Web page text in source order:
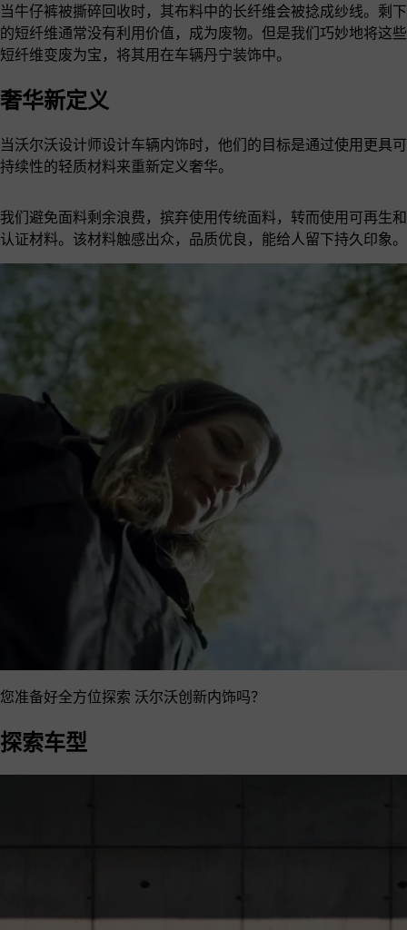
当牛仔裤被撕碎回收时，其布料中的长纤维会被捻成纱线。剩下
的短纤维通常没有利用价值，成为废物。但是我们巧妙地将这些
短纤维变废为宝，将其用在车辆丹宁装饰中。
奢华新定义
当沃尔沃设计师设计车辆内饰时，他们的目标是通过使用更具可
持续性的轻质材料来重新定义奢华。
我们避免面料剩余浪费，摈弃使用传统面料，转而使用可再生和
认证材料。该材料触感出众，品质优良，能给人留下持久印象。
您准备好全方位探索 沃尔沃创新内饰吗？
探索车型